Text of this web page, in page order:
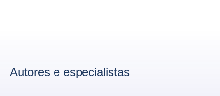
Autores e especialistas